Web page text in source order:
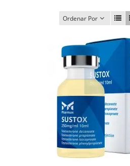
Ordenar Por